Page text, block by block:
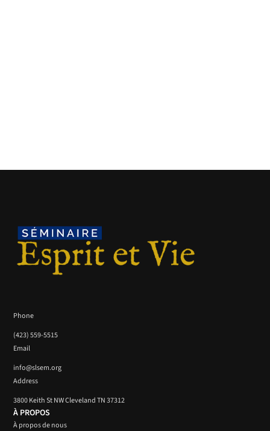
Phone
(423) 559-5515
Email
info@slsem.org
Address
3800 Keith St NW Cleveland TN 37312
À PROPOS
À propos de nous